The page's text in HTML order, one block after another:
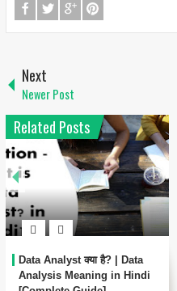
Next
Newer Post
Related Posts
Data Analyst क्या है? | Data
Analysis Meaning in Hindi